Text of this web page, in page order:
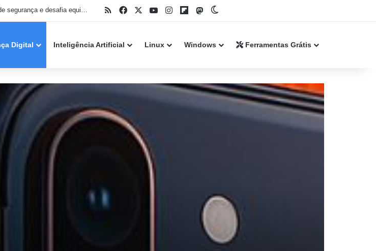
IA muda cenário das atualizações de segurança e desafia equipes de TI no Patch Tuesday de agosto RSSFacebookYouTubeInstagramFlipboard
Mastodon
Digital Inteligência Artificial Linux Windows Ferramentas Grátis